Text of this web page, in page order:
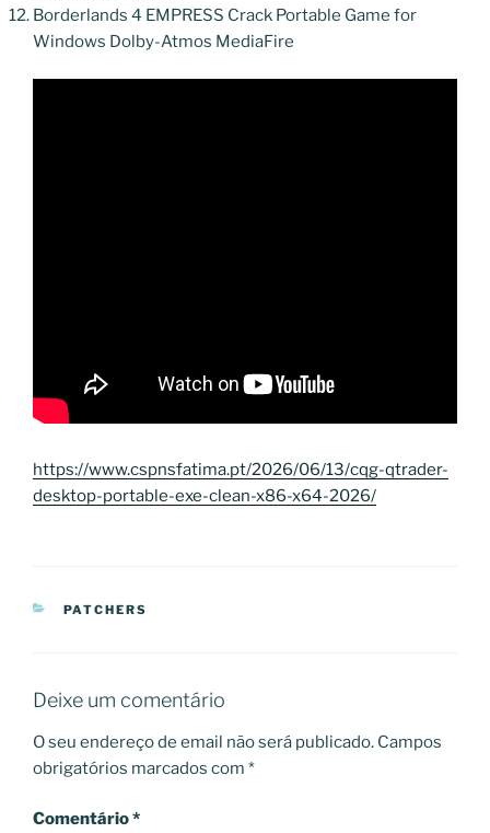
Borderlands 4 EMPRESS Crack Portable Game for
Windows Dolby-Atmos MediaFire
https://www.cspnsfatima.pt/2026/06/13/cqg-qtrader-
desktop-portable-exe-clean-x86-x64-2026/
CATEGORIAS
PATCHERS
Deixe um comentário
O seu endereço de email não será publicado. Campos
obrigatórios marcados com *
Comentário*